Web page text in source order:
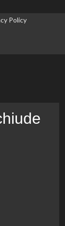
Policy